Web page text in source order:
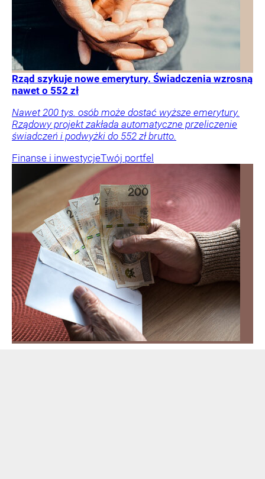
Rząd szykuje nowe emerytury. Świadczenia wzrosną
nawet o 552 zł
Nawet 200 tys. osób może dostać wyższe emerytury.
Rządowy projekt zakłada automatyczne przeliczenie
świadczeń i podwyżki do 552 zł brutto.
Finanse i inwestycjeTwój portfel